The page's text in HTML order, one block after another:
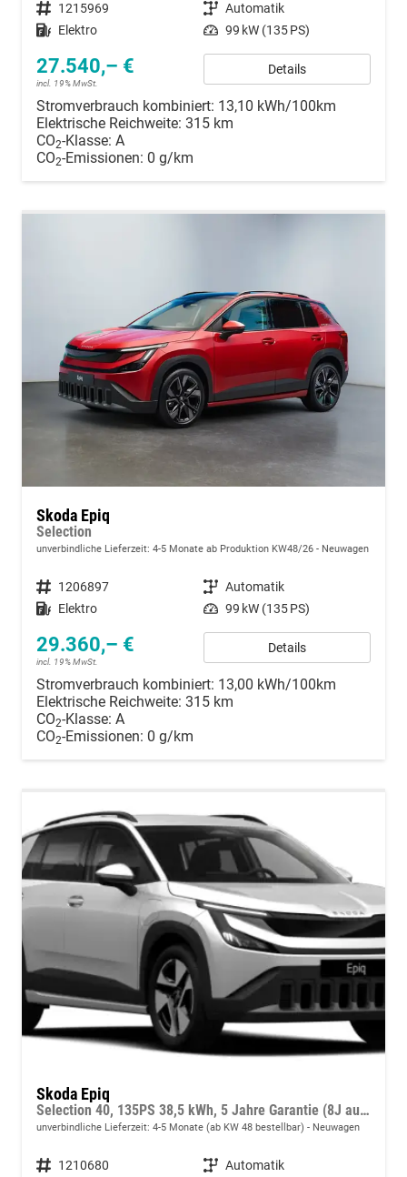
Fahrzeugnummer 1215969 Getriebe Automatik
Kraftstoff Elektro Leistung 99 kW (135 PS)
27.540,– €
incl. 19% MwSt.
Details
Stromverbrauch kombiniert: 13,10 kWh/100km
Elektrische Reichweite: 315 km
CO2-Klasse: A
CO2-Emissionen: 0 g/km
Skoda Epiq
Selection
unverbindliche Lieferzeit: 4-5 Monate ab Produktion KW48/26 Neuwagen
Fahrzeugnummer 1206897 Getriebe Automatik
Kraftstoff Elektro Leistung 99 kW (135 PS)
29.360,– €
incl. 19% MwSt.
Details
Stromverbrauch kombiniert: 13,00 kWh/100km
Elektrische Reichweite: 315 km
CO2-Klasse: A
CO2-Emissionen: 0 g/km
Skoda Epiq
Selection 40, 135PS 38,5 kWh, 5 Jahre Garantie (8J auf Batterie), 18"Alu, Sitzheizung, Kessy, Alarm, Privacy-Glas, Vorbereitung AHK, 2-Zonen-Climatronic, Infotainment 13,1" + Smartlink, Parksensoren vorn/hinten, Rückfahrkamera, ACC, M-Lederlenkrad beheizt
unverbindliche Lieferzeit: 4-5 Monate (ab KW 48 bestellbar) Neuwagen
Fahrzeugnummer 1210680 Getriebe Automatik